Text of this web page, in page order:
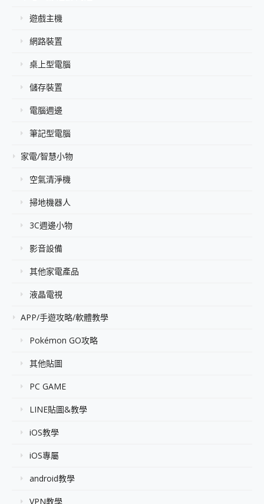
遊戲主機
網路裝置
桌上型電腦
儲存裝置
電腦週邊
筆記型電腦
家電/智慧小物
空氣清淨機
掃地機器人
3C週邊小物
影音設備
其他家電產品
液晶電視
APP/手遊攻略/軟體教學
Pokémon GO攻略
其他貼圖
PC GAME
LINE貼圖&教學
iOS教學
iOS專屬
android教學
VPN教學